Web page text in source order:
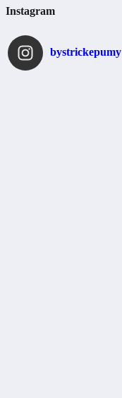
Instagram
bystrickepumy